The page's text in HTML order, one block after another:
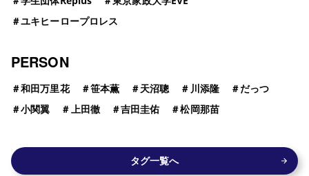
＃ユキヒーロープロレス
PERSON
＃和田万里花 ＃笹本薫 ＃天沼聰 ＃ 川添隆 ＃だっつ
＃小関翼 ＃上田徹 ＃吉田圭佑 ＃松岡那苗
タグ一覧へ